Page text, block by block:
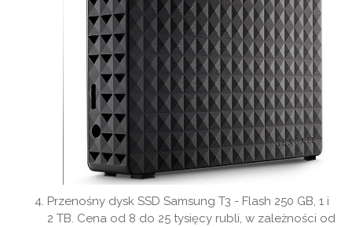
Przenośny dysk SSD Samsung T3 - Flash 250 GB, 1 i
2 TB. Cena od 8 do 25 tysięcy rubli, w zależności od